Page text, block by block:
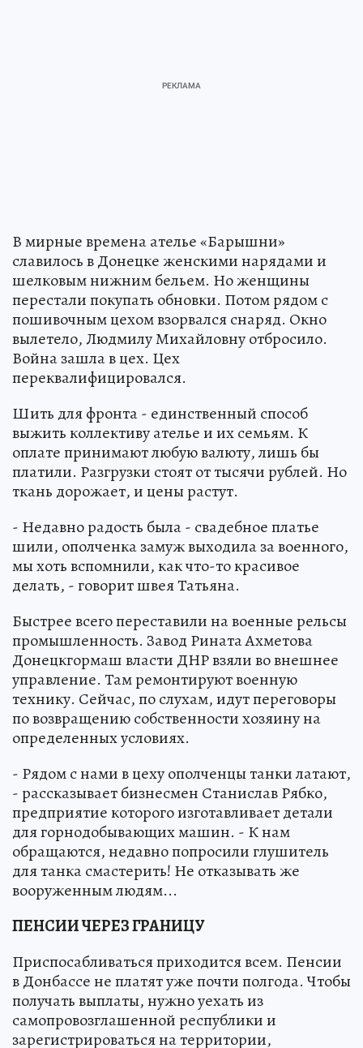
В мирные времена ателье «Барышни»
славилось в Донецке женскими нарядами и
шелковым нижним бельем. Но женщины
перестали покупать обновки. Потом рядом с
пошивочным цехом взорвался снаряд. Окно
вылетело, Людмилу Михайловну отбросило.
Война зашла в цех. Цех
переквалифицировался.
Шить для фронта - единственный способ
выжить коллективу ателье и их семьям. К
оплате принимают любую валюту, лишь бы
платили. Разгрузки стоят от тысячи рублей. Но
ткань дорожает, и цены растут.
- Недавно радость была - свадебное платье
шили, ополченка замуж выходила за военного,
мы хоть вспомнили, как что-то красивое
делать, - говорит швея Татьяна.
Быстрее всего переставили на военные рельсы
промышленность. Завод Рината Ахметова
Донецкгормаш власти ДНР взяли во внешнее
управление. Там ремонтируют военную
технику. Сейчас, по слухам, идут переговоры
по возвращению собственности хозяину на
определенных условиях.
- Рядом с нами в цеху ополченцы танки латают,
- рассказывает бизнесмен Станислав Рябко,
предприятие которого изготавливает детали
для горнодобывающих машин. - К нам
обращаются, недавно попросили глушитель
для танка смастерить! Не отказывать же
вооруженным людям...
ПЕНСИИ ЧЕРЕЗ ГРАНИЦУ
Приспосабливаться приходится всем. Пенсии
в Донбассе не платят уже почти полгода. Чтобы
получать выплаты, нужно уехать из
самопровозглашенной республики и
зарегистрироваться на территории,